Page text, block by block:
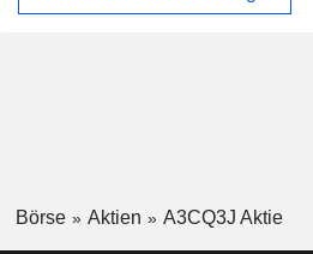
Börse Aktien A3CQ3J Aktie